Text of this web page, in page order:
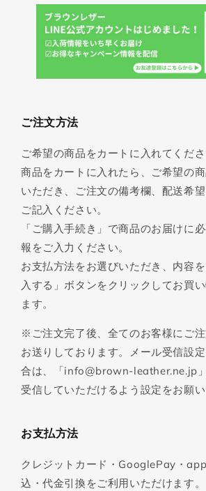
ご注文方法
ご希望の商品をカートに入れてくださ
商品をカートに入れたら、ご希望の
いただき、ご注文の備考欄、配送希
ご記入ください。
「ご購入手続き」で商品のお届けに
報をご入力ください。
お支払方法をお選びいただき、内容
入する」ボタンをクリックしてお買
ます。
※ご注文完了後、全てのお客様にご
お送りしております。メール受信設
合は、「info@brown-leather.ne.jp
受信していただけるよう設定をお願い
お支払方法
クレジットカード・GooglePay・
込・代金引換をご利用いただけます。